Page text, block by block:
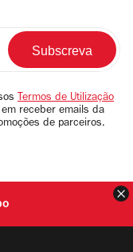
Termos de Utilização
receber emails da
de parceiros.